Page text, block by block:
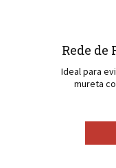
Rede de
Ideal para
mureta